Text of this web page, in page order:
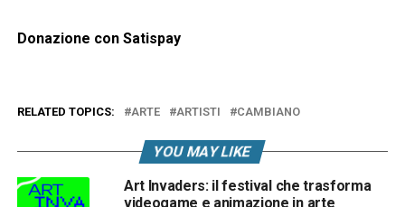
Donazione con Satispay
RELATED TOPICS: ARTE ARTISTI CAMBIANO
YOU MAY LIKE
Art Invaders: il festival che trasforma
videogame e animazione in arte